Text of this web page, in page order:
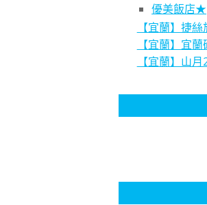
優美飯店★
【宜蘭】捷
【宜蘭】宜
【宜蘭】山